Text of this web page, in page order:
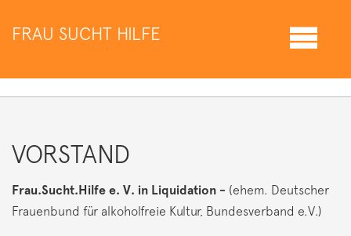
FRAU SUCHT HILFE
VORSTAND
Frau.Sucht.Hilfe e. V. in Liquidation - (ehem. Deutscher
Frauenbund für alkoholfreie Kultur, Bundesverband e.V.)